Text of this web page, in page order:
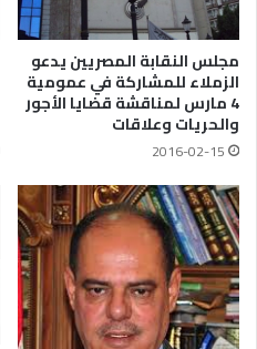
مجلس النقابة المصريين يدعو
الزملاء للمشاركة في عمومية
4 مارس لمناقشة قضايا الأجور
والحريات وعلاقات
2016-02-15